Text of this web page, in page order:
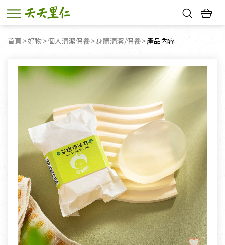
首頁 好物 個人清潔保養 身體清潔/保養 目前頁面：
產品內容